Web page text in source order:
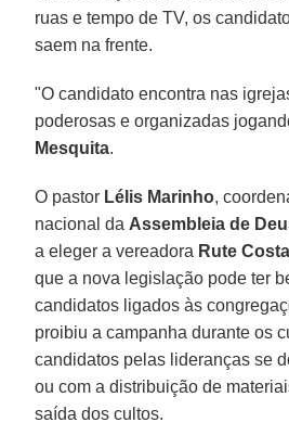
ruas e tempo de TV, os
saem na frente.
"O candidato encontra nas
poderosas e organizadas
Mesquita.
O pastor Lélis Marinho,
nacional da Assembleia de
a eleger a vereadora Rute Costa
que a nova legislação pode ter
candidatos ligados às
proibiu a campanha durante os
candidatos pelas lideranças se
ou com a distribuição de
saída dos cultos.